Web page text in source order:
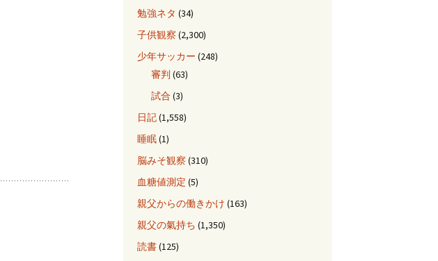
勉強ネタ (34)
子供観察 (2,300)
少年サッカー (248)
審判 (63)
試合 (3)
日記(1,558)
睡眠(1)
脳みそ観察 (310)
血糖値測定 (5)
親父からの働きかけ (163)
親父の氣持ち (1,350)
読書(125)